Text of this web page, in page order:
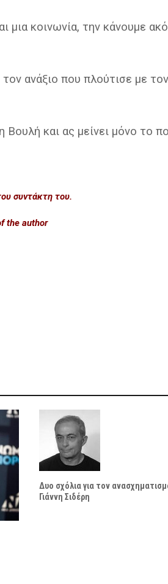
μια κοινωνία, την κάνουμε
ανάξιο που πλούτισε με τον
Βουλή και ας μείνει μόνο το
συντάκτη του.
the author
Δυο σχόλια για τον
Γιάννη Σιδέρη